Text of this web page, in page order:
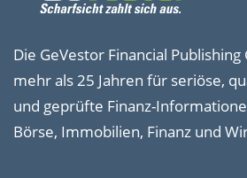
Die GeVestor Financial
mehr als 25 Jahren für seriöse,
und geprüfte Finanz-
Börse, Immobilien, Finanz und